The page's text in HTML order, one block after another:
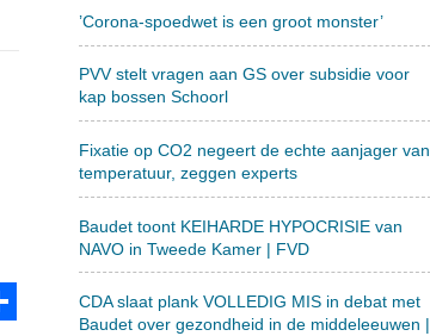
’Corona-spoedwet is een groot monster’
PVV stelt vragen aan GS over subsidie voor
kap bossen Schoorl
Fixatie op CO2 negeert de echte aanjager van
temperatuur, zeggen experts
Baudet toont KEIHARDE HYPOCRISIE van
NAVO in Tweede Kamer | FVD
CDA slaat plank VOLLEDIG MIS in debat met
Baudet over gezondheid in de middeleeuwen |